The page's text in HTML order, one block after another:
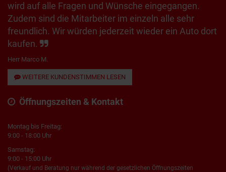
wird auf alle Fragen und Wünsche eingegangen.
Zudem sind die Mitarbeiter im einzeln alle sehr
freundlich. Wir würden jederzeit wieder ein Auto dort
kaufen.
Herr Marco M.
WEITERE KUNDENSTIMMEN LESEN
Öffnungszeiten & Kontakt
Montag bis Freitag:
9:00 - 18:00 Uhr
Samstag:
9:00 - 15:00 Uhr
(Verkauf und Beratung nur während der gesetzlichen Öffnungszeiten